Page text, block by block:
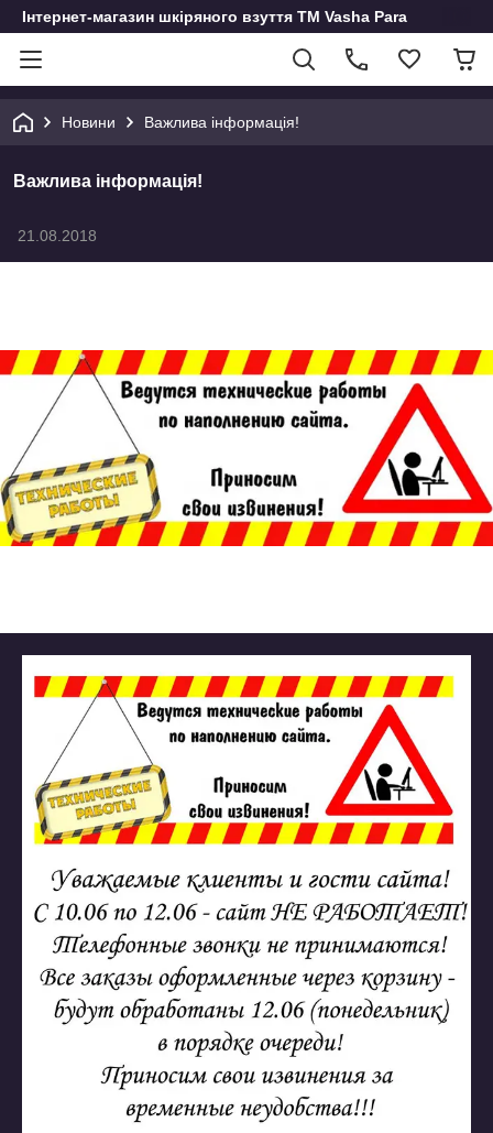
Інтернет-магазин шкіряного взуття ТМ Vasha Para
Новини Важлива інформація!
Важлива інформація!
21.08.2018